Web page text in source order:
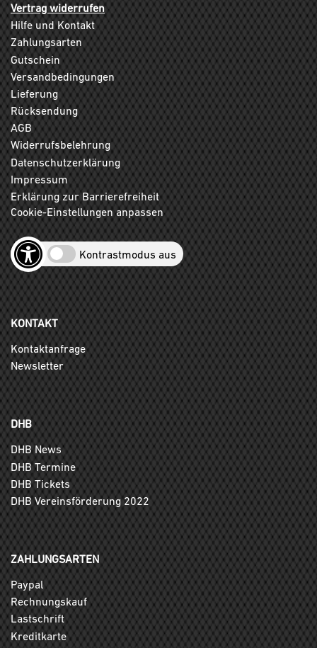
Vertrag widerrufen
Hilfe und Kontakt
Zahlungsarten
Gutschein
Versandbedingungen
Lieferung
Rücksendung
AGB
Widerrufsbelehrung
Datenschutzerklärung
Impressum
Erklärung zur Barrierefreiheit
Cookie-Einstellungen anpassen
Kontrastmodus aus
KONTAKT
Kontaktanfrage
Newsletter
DHB
DHB News
DHB Termine
DHB Tickets
DHB Vereinsförderung 2022
ZAHLUNGSARTEN
Paypal
Rechnungskauf
Lastschrift
Kreditkarte